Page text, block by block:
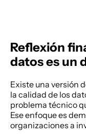
Reflexión
datos es un
Existe una versión
la calidad de los
problema técnico
Ese enfoque es
organizaciones a